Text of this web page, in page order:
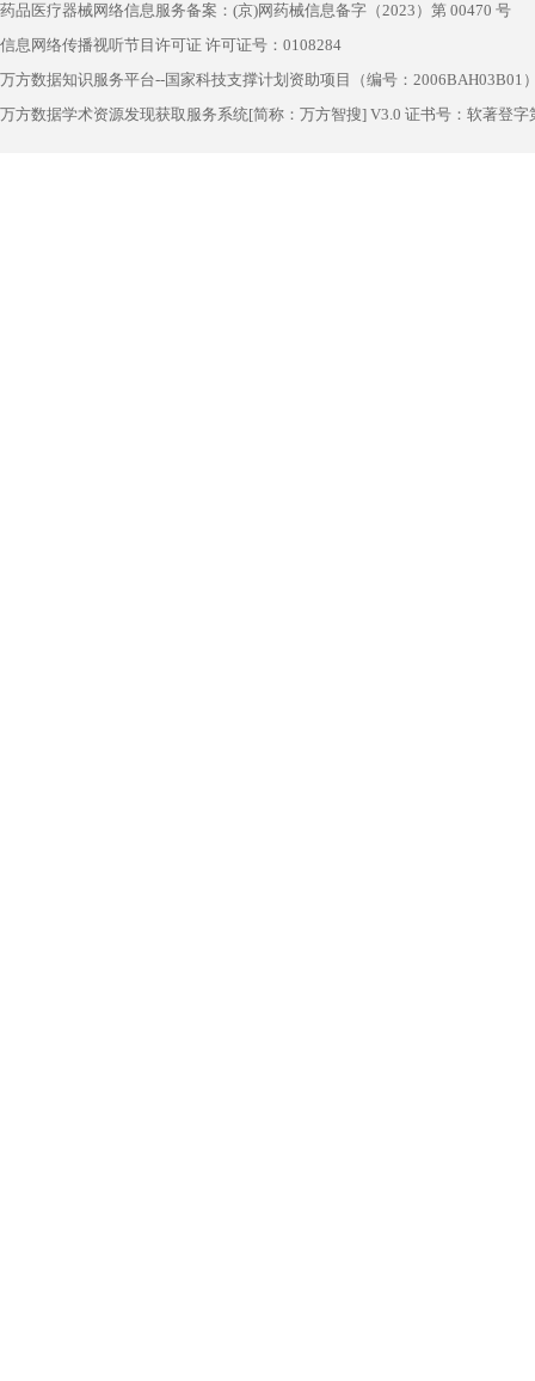
药品医疗器械网络信息服务备案：(京)网药械信息备字（2023）第 00470 号
信息网络传播视听节目许可证 许可证号：0108284
万方数据知识服务平台--国家科技支撑计划资助项目（编号：2006BAH03B01
万方数据学术资源发现获取服务系统[简称：万方智搜] V3.0 证书号：软著登字